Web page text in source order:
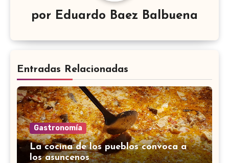
por Eduardo Baez Balbuena
Entradas Relacionadas
Gastronomía
La cocina de los pueblos convoca a
los asuncenos